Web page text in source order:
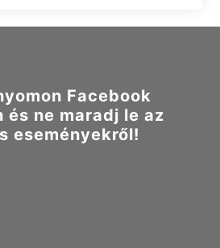
Facebook
és ne maradj le az
eseményekről!